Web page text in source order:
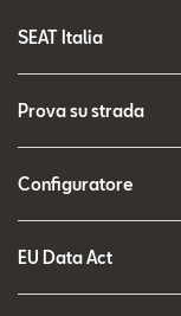
SEAT Italia
Prova su strada
Configuratore
EU Data Act